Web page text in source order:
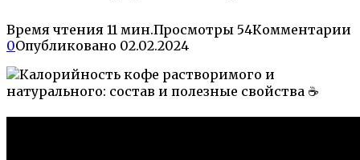
Время чтения 11 мин.Просмотры 54Комментарии
0Опубликовано 02.02.2024